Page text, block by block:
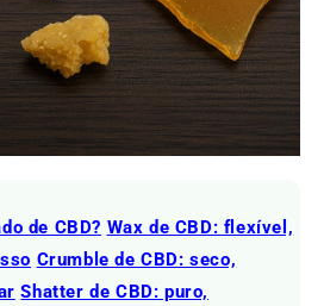
de CBD? Wax de CBD: flexível,
Crumble de CBD: seco,
Shatter de CBD: puro,